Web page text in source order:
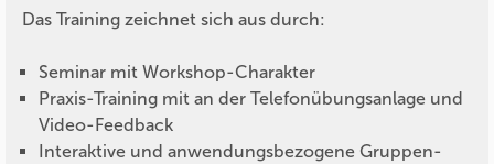
Das Training zeichnet sich aus durch:
Seminar mit Workshop-Charakter
Praxis-Training mit an der Telefonübungsanlage und
Video-Feedback
Interaktive und anwendungsbezogene Gruppen-